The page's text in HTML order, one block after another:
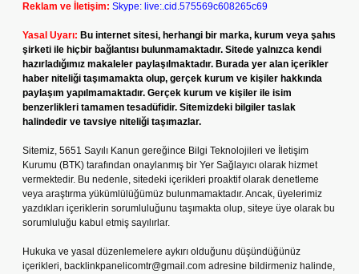
Reklam ve İletişim: Skype: live:.cid.575569c608265c69
Yasal Uyarı: Bu internet sitesi, herhangi bir marka, kurum veya şahıs
şirketi ile hiçbir bağlantısı bulunmamaktadır. Sitede yalnızca kendi
hazırladığımız makaleler paylaşılmaktadır. Burada yer alan içerikler
haber niteliği taşımamakta olup, gerçek kurum ve kişiler hakkında
paylaşım yapılmamaktadır. Gerçek kurum ve kişiler ile isim
benzerlikleri tamamen tesadüfidir. Sitemizdeki bilgiler taslak
halindedir ve tavsiye niteliği taşımazlar.
Sitemiz, 5651 Sayılı Kanun gereğince Bilgi Teknolojileri ve İletişim
Kurumu (BTK) tarafından onaylanmış bir Yer Sağlayıcı olarak hizmet
vermektedir. Bu nedenle, sitedeki içerikleri proaktif olarak denetleme
veya araştırma yükümlülüğümüz bulunmamaktadır. Ancak, üyelerimiz
yazdıkları içeriklerin sorumluluğunu taşımakta olup, siteye üye olarak bu
sorumluluğu kabul etmiş sayılırlar.
Hukuka ve yasal düzenlemelere aykırı olduğunu düşündüğünüz
içerikleri, backlinkpanelicomtr@gmail.com adresine bildirmeniz halinde,